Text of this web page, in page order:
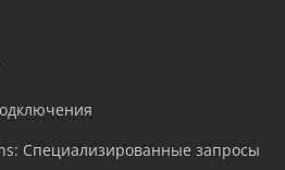
Специализированные запросы